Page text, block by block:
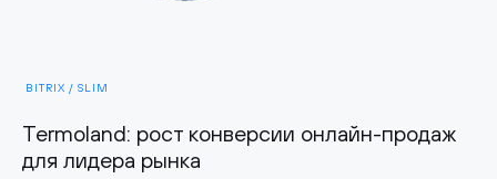
BITRIX / SLIM
Termoland: рост конверсии онлайн-продаж
для лидера рынка